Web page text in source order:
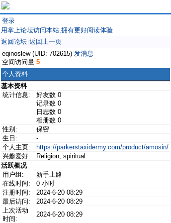
登录
用掌上论坛访问本站,拥有更好阅读体验
返回论坛 返回上一页
eqinoslew (UID: 702615) 发消息
空间访问量 5
个人资料
基本资料
统计信息:
好友数 0
记录数 0
日志数 0
相册数 0
性别:
保密
生日:
-
个人主页:
https://parkerstaxidermy.com/product/amosin/
兴趣爱好:
Religion, spiritual
活跃概况
用户组:
新手上路
在线时间:
0 小时
注册时间:
2024-6-20 08:29
最后访问:
2024-6-20 08:29
上次活动
时间:
2024-6-20 08:29